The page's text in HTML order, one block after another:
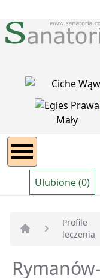
Ulubione (0)
Strona główna
Profile
leczenia